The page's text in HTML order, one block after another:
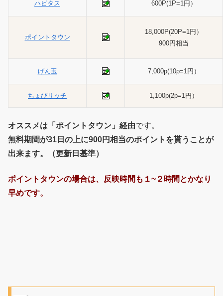
ハピタス 600P(1P=1円）
ポイントタウン
18,000P(20P=1円）
900円相当
げん玉 7,000p(10p=1円）
ちょびリッチ 1,100p(2p=1円）
オススメは「ポイントタウン」経由です。
無料期間が31日の上に900円相当のポイントを貰うことが
出来ます。（更新日基準）
ポイントタウンの場合は、反映時間も１~２時間とかなり
早めです。